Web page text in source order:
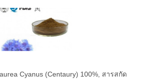
Cyanus (Centaury) 100%, สารสกัด